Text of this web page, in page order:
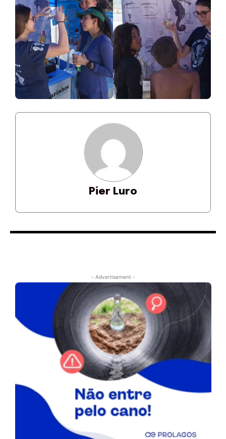
Pier Luro
- Advertisement -